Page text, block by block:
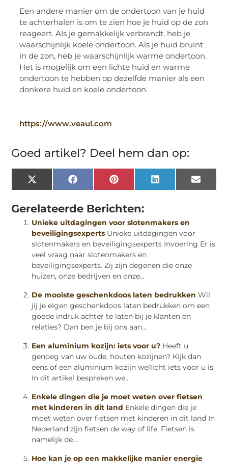
Een andere manier om de ondertoon van je huid
te achterhalen is om te zien hoe je huid op de zon
reageert. Als je gemakkelijk verbrandt, heb je
waarschijnlijk koele ondertoon. Als je huid bruint
in de zon, heb je waarschijnlijk warme ondertoon.
Het is mogelijk om een lichte huid en warme
ondertoon te hebben op dezelfde manier als een
donkere huid en koele ondertoon.
https://www.veaul.com
Goed artikel? Deel hem dan op:
X
(Twitter)
FacebookPinterestLinkedInEmail
Gerelateerde Berichten:
Unieke uitdagingen voor slotenmakers en
beveiligingsexperts Unieke uitdagingen voor
slotenmakers en beveiligingsexperts Invoering Er is
veel vraag naar slotenmakers en
beveiligingsexperts. Zij zijn degenen die onze
huizen, onze bedrijven en onze...
De mooiste geschenkdoos laten bedrukken Wil
jij je eigen geschenkdoos laten bedrukken om een
goede indruk achter te laten bij je klanten en
relaties? Dan ben je bij ons aan...
Een aluminium kozijn: iets voor u? Heeft u
genoeg van uw oude, houten kozijnen? Kijk dan
eens of een aluminium kozijn wellicht iets voor u is.
In dit artikel bespreken we...
Enkele dingen die je moet weten over fietsen
met kinderen in dit land Enkele dingen die je
moet weten over fietsen met kinderen in dit land In
Nederland zijn fietsen de way of life. Fietsen is
namelijk de...
Hoe kan je op een makkelijke manier energie